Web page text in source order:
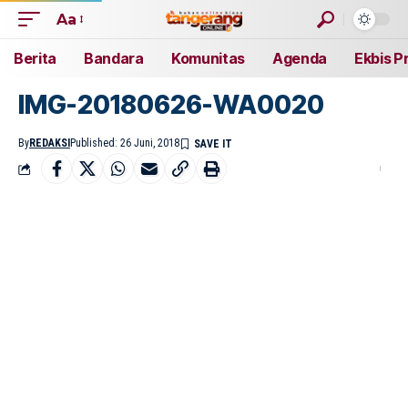
Aa
Berita Bandara Komunitas Agenda Ekbis
IMG-20180626-WA0020
ByREDAKSI Published: 26 Juni, 2018